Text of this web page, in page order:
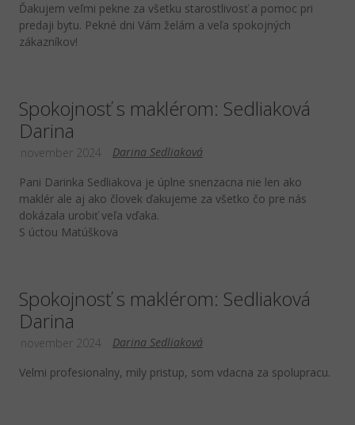
Ďakujem veľmi pekne za všetku starostlivosť a pomoc pri
predaji bytu. Pekné dni Vám želám a veľa spokojných
zákazníkov!
Spokojnosť s maklérom: Sedliaková
Darina
Darina Sedliaková
november 2024
Pani Darinka Sedliakova je úplne snenzacna nie len ako
maklér ale aj ako človek ďakujeme za všetko čo pre nás
dokázala urobiť veľa vďaka.
S úctou Matúškova
Spokojnosť s maklérom: Sedliaková
Darina
Darina Sedliaková
november 2024
Velmi profesionalny, mily pristup, som vdacna za spolupracu.